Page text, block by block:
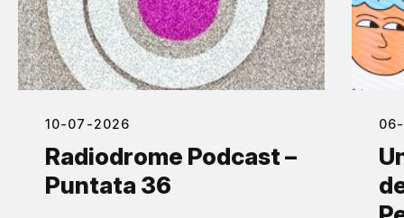
10-07-2026
Radiodrome Podcast –
Puntata 36